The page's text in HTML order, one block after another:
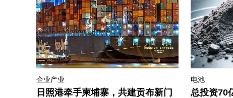
企业产业
日照港牵手柬埔寨，共建贡布新门
电池
总投资70